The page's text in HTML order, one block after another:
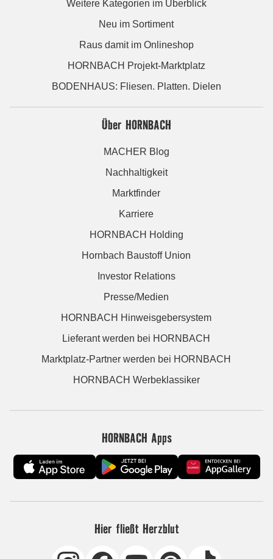
Weitere Kategorien im Überblick
Neu im Sortiment
Raus damit im Onlineshop
HORNBACH Projekt-Marktplatz
BODENHAUS: Fliesen. Platten. Dielen
Über HORNBACH
MACHER Blog
Nachhaltigkeit
Marktfinder
Karriere
HORNBACH Holding
Hornbach Baustoff Union
Investor Relations
Presse/Medien
HORNBACH Hinweisgebersystem
Lieferant werden bei HORNBACH
Marktplatz-Partner werden bei HORNBACH
HORNBACH Werbeklassiker
HORNBACH Apps
Hier fließt Herzblut